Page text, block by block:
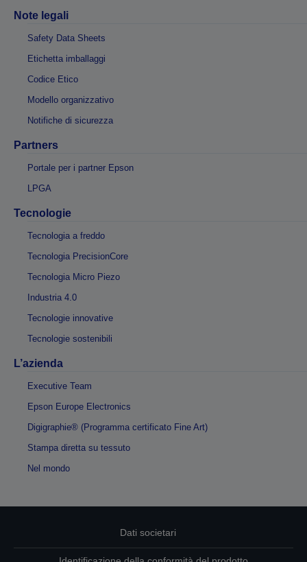
Note legali
Safety Data Sheets
Etichetta imballaggi
Codice Etico
Modello organizzativo
Notifiche di sicurezza
Partners
Portale per i partner Epson
LPGA
Tecnologie
Tecnologia a freddo
Tecnologia PrecisionCore
Tecnologia Micro Piezo
Industria 4.0
Tecnologie innovative
Tecnologie sostenibili
L’azienda
Executive Team
Epson Europe Electronics
Digigraphie® (Programma certificato Fine Art)
Stampa diretta su tessuto
Nel mondo
Dati societari